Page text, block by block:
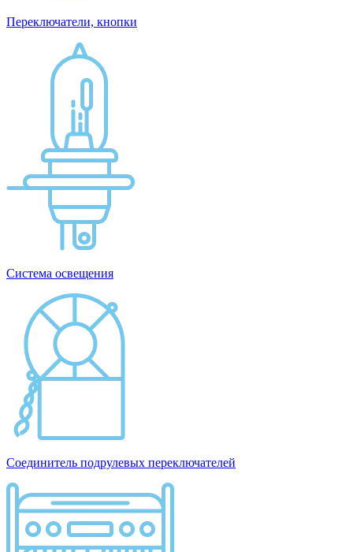
Переключатели, кнопки
Система освещения
Соединитель подрулевых переключателей